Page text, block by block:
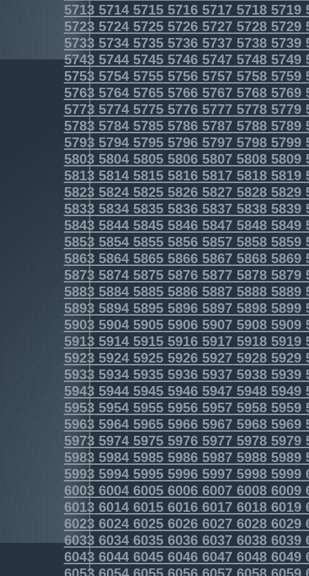
5713571457155716571757185719
5723572457255726572757285729
5733573457355736573757385739
5743574457455746574757485749
5753575457555756575757585759
5763576457655766576757685769
5773577457755776577757785779
5783578457855786578757885789
5793579457955796579757985799
5803580458055806580758085809
5813581458155816581758185819
5823582458255826582758285829
5833583458355836583758385839
5843584458455846584758485849
5853585458555856585758585859
5863586458655866586758685869
5873587458755876587758785879
5883588458855886588758885889
5893589458955896589758985899
5903590459055906590759085909
5913591459155916591759185919
5923592459255926592759285929
5933593459355936593759385939
5943594459455946594759485949
5953595459555956595759585959
5963596459655966596759685969
5973597459755976597759785979
5983598459855986598759885989
5993599459955996599759985999
6003600460056006600760086009
6013601460156016601760186019
6023602460256026602760286029
6033603460356036603760386039
6043604460456046604760486049